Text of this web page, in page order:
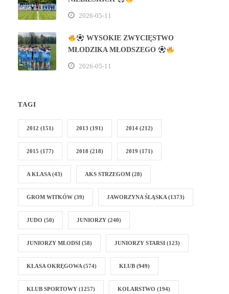
2026-05-11
WYSOKIE ZWYCIĘSTWO
MŁODZIKA MŁODSZEGO
2026-05-11
TAGI
2012 (151) 2013 (191) 2014 (212)
2015 (177) 2018 (218) 2019 (171)
A KLASA (43) AKS STRZEGOM (28)
GROM WITKÓW (39) JAWORZYNA ŚLĄSKA (1373)
JUDO (50) JUNIORZY (240)
JUNIORZY MŁODSI (58) JUNIORZY STARSI (123)
KLASA OKRĘGOWA (574) KLUB (949)
KLUB SPORTOWY (1257) KOLARSTWO (194)